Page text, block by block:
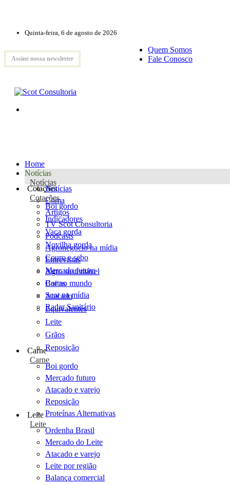
Quinta-feira, 6 de agosto de 2026
Assine nossa newsletter
Quem Somos
Fale Conosco
Home
Notícias
Notícias
Notícias
Clima
Artigos
TV Scot Consultoria
Podcasts
Agronegócio na mídia
Entrevistas
Agro sustentável
Cartas
Scot na mídia
Radar Sanitário
Cotações
Cotações
Boi gordo
Indicadores
Vaca gorda
Novilha gorda
Couro e sebo
Mercado futuro
Boi no mundo
Atacado
Equivalentes
Leite
Grãos
Reposição
Carne
Carne
Boi gordo
Mercado futuro
Atacado e varejo
Reposição
Proteínas Alternativas
Leite
Leite
Ordenha Brasil
Mercado do Leite
Atacado e varejo
Leite por região
Balança comercial